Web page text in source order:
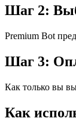
Шаг 2:
Premium Bot
Шаг 3:
Как только вы
Как